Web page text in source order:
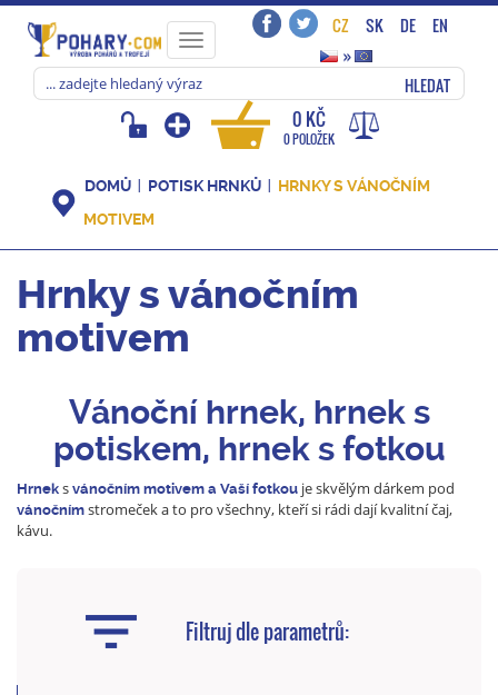
Toggle
navigation
CZ SK DE
EN
»
HLEDAT
0 KČ
0 POLOŽEK
DOMŮ POTISK HRNKŮ
HRNKY S VÁNOČNÍM
MOTIVEM
Hrnky s vánočním
motivem
Vánoční hrnek, hrnek s
potiskem, hrnek s fotkou
Hrnek s vánočním motivem a Vaší fotkou je skvělým dárkem pod
vánočním stromeček a to pro všechny, kteří si rádi dají kvalitní čaj,
kávu.
Filtruj dle parametrů: